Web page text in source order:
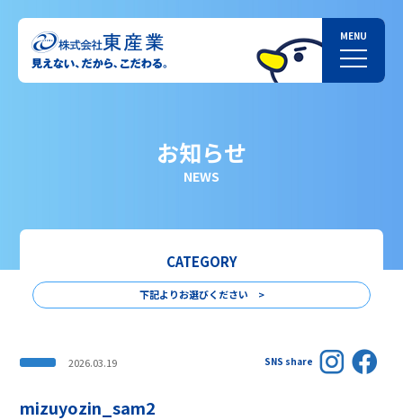
お知らせ
NEWS
CATEGORY
下記よりお選びください >
2026.03.19 SNS share
mizuyozin_sam2